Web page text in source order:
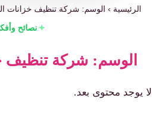
الرئيسية ›الوسم: شركة تنظيف خزانات
نصائح
الوسم: شركة تنظيف
لا يوجد محتوى بعد.